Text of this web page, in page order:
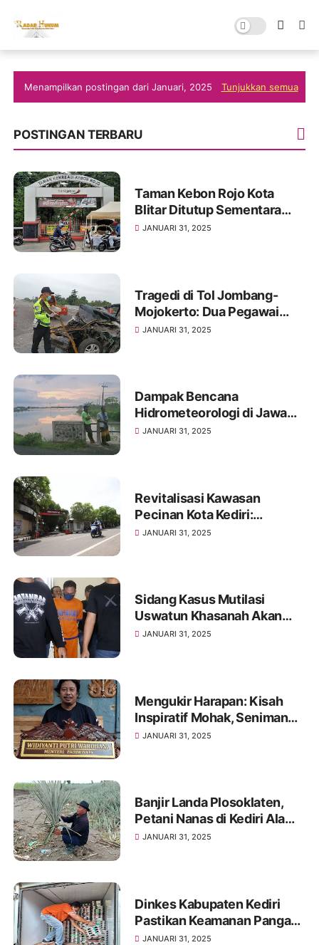
Menampilkan postingan dari Januari, 2025 Tunjukkan semua
POSTINGAN TERBARU
Taman Kebon Rojo Kota
Blitar Ditutup Sementara
Akibat Pohon Tumbang
JANUARI 31, 2025
Tragedi di Tol Jombang-
Mojokerto: Dua Pegawai
Dinsos Jatim Meninggal
JANUARI 31, 2025
Dampak Bencana
Hidrometeorologi di Jawa
Timur: Ribuan Hektare
JANUARI 31, 2025
Revitalisasi Kawasan
Pecinan Kota Kediri:
Tantangan dan Harapan
JANUARI 31, 2025
Sidang Kasus Mutilasi
Uswatun Khasanah Akan
Digelar di PN Kota Kediri
JANUARI 31, 2025
Mengukir Harapan: Kisah
Inspiratif Mohak, Seniman
Difabel dari Kediri
JANUARI 31, 2025
Banjir Landa Plosoklaten,
Petani Nanas di Kediri Alami
Kerugian Besar
JANUARI 31, 2025
Dinkes Kabupaten Kediri
Pastikan Keamanan Pangan
dalam Program MBG
JANUARI 31, 2025